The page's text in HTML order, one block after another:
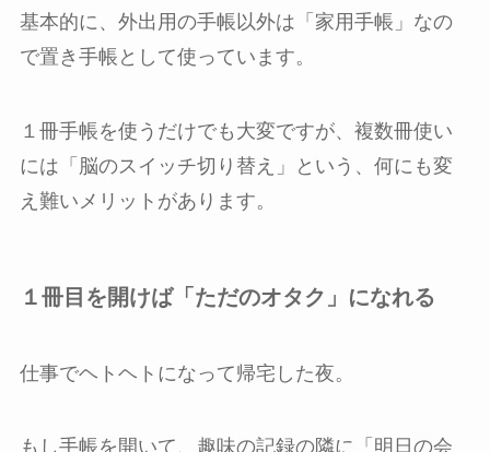
基本的に、外出用の手帳以外は「家用手帳」なの
で置き手帳として使っています。
１冊手帳を使うだけでも大変ですが、複数冊使い
には「脳のスイッチ切り替え」という、何にも変
え難いメリットがあります。
１冊目を開けば「ただのオタク」になれる
仕事でヘトヘトになって帰宅した夜。
もし手帳を開いて、趣味の記録の隣に「明日の会